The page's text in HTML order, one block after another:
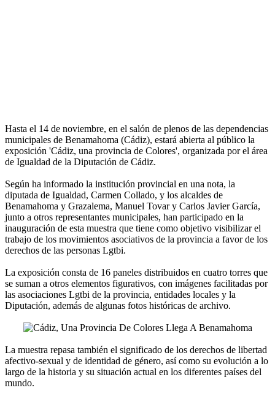
Hasta el 14 de noviembre, en el salón de plenos de las dependencias
municipales de Benamahoma (Cádiz), estará abierta al público la
exposición 'Cádiz, una provincia de Colores', organizada por el área
de Igualdad de la Diputación de Cádiz.
Según ha informado la institución provincial en una nota, la
diputada de Igualdad, Carmen Collado, y los alcaldes de
Benamahoma y Grazalema, Manuel Tovar y Carlos Javier García,
junto a otros representantes municipales, han participado en la
inauguración de esta muestra que tiene como objetivo visibilizar el
trabajo de los movimientos asociativos de la provincia a favor de los
derechos de las personas Lgtbi.
La exposición consta de 16 paneles distribuidos en cuatro torres que
se suman a otros elementos figurativos, con imágenes facilitadas por
las asociaciones Lgtbi de la provincia, entidades locales y la
Diputación, además de algunas fotos históricas de archivo.
La muestra repasa también el significado de los derechos de libertad
afectivo-sexual y de identidad de género, así como su evolución a lo
largo de la historia y su situación actual en los diferentes países del
mundo.